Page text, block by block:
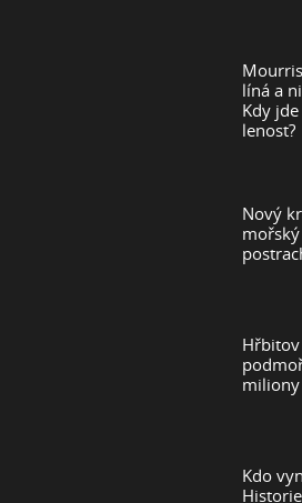
líná a
Kdy
lenost?
Nový
Kdo